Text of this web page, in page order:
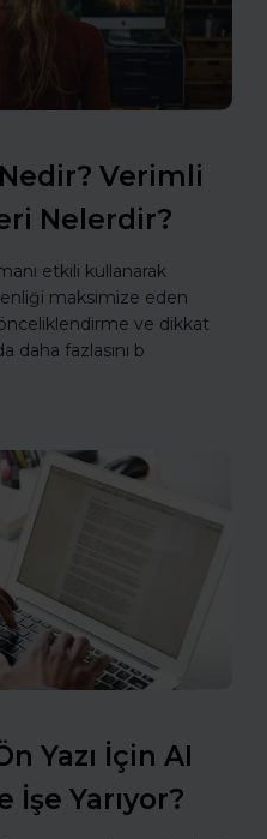
Verimli
Nelerdir?
etkili kullanarak
maksimize eden
ve dikkat
daha fazlasını b
Yazı İçin AI
İşe Yarıyor?